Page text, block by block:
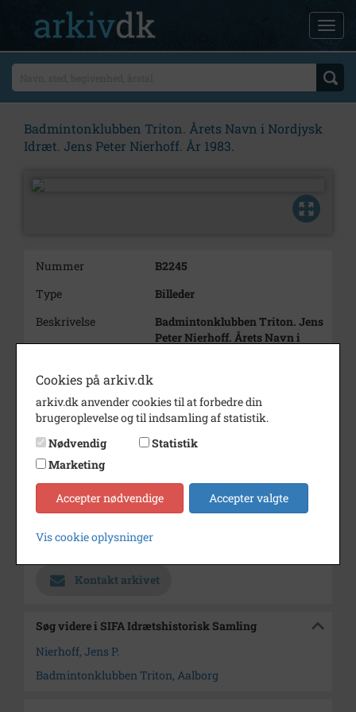
Badmintonklubben Triton. Årets Navn i Nordjysk
Idræt. Jens Peter Nierhoff. År 1983.
Nummer
B2245
Type
Billeder
Beskrivelse
Badmintonklubben Triton. Jens
Peter Nierhoff. Årets Navn i
Jens Peter Nierhoff er født den
Årstal
Fotograf
Grete Dahl Aalborg Stiftstidende
Størrelse
17x17 cm
Arkiv
Kontakt arkivet
Søg videre i SIFA Idrætshistorisk Samling
Nierhoff, Jens P.
Badmintonklubben Triton, Aalborg
Cookies på arkiv.dk
arkiv.dk anvender cookies til at forbedre din
brugeroplevelse og til indsamling af statistik.
Nødvendig
Statistik
Marketing
Accepter nødvendige Accepter valgte
Vis cookie oplysninger